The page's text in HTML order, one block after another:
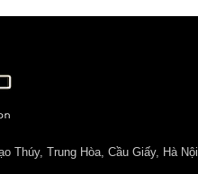
Thúy, Trung Hòa, Cầu Giấy, Hà Nội